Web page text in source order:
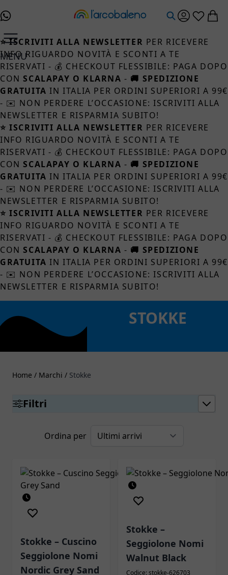
MENU
⭐ ISCRIVITI ALLA NEWSLETTER PER RICEVERE
INFO RIGUARDO NOVITÀ E SCONTI A TE
RISERVATI - 💰 CHECKOUT FLESSIBILE: PAGA DOPO
CON SCALAPAY O KLARNA - 🚚 SPEDIZIONE
GRATUITA IN ITALIA PER ORDINI SUPERIORI A 99€
- ✉️ NON PERDERE L’OCCASIONE: ISCRIVITI ALLA
NEWSLETTER E RISPARMIA SUBITO!
⭐ ISCRIVITI ALLA NEWSLETTER PER RICEVERE
INFO RIGUARDO NOVITÀ E SCONTI A TE
RISERVATI - 💰 CHECKOUT FLESSIBILE: PAGA DOPO
CON SCALAPAY O KLARNA - 🚚 SPEDIZIONE
GRATUITA IN ITALIA PER ORDINI SUPERIORI A 99€
- ✉️ NON PERDERE L’OCCASIONE: ISCRIVITI ALLA
NEWSLETTER E RISPARMIA SUBITO!
⭐ ISCRIVITI ALLA NEWSLETTER PER RICEVERE
INFO RIGUARDO NOVITÀ E SCONTI A TE
RISERVATI - 💰 CHECKOUT FLESSIBILE: PAGA DOPO
CON SCALAPAY O KLARNA - 🚚 SPEDIZIONE
GRATUITA IN ITALIA PER ORDINI SUPERIORI A 99€
- ✉️ NON PERDERE L’OCCASIONE: ISCRIVITI ALLA
NEWSLETTER E RISPARMIA SUBITO!
STOKKE
Home / Marchi / Stokke
Filtri
Ordina per
Stokke – Cuscino
Seggiolone Nomi
Nordic Grey Sand
Stokke –
Seggiolone Nomi
Walnut Black
Codice: stokke-626703